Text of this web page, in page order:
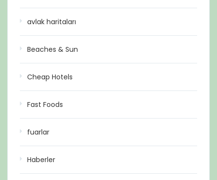
avlak haritaları
Beaches & Sun
Cheap Hotels
Fast Foods
fuarlar
Haberler